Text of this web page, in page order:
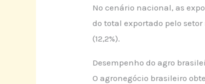
No cenário nacional, as
do total exportado pelo setor
(12,2%).
Desempenho do agro
O agronegócio brasileiro